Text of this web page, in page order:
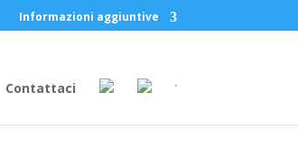
Informazioni aggiuntive
Contattaci